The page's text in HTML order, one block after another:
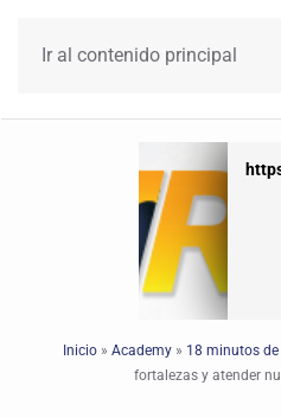
Ir al contenido principal
Inicio» Academy» 18 minutos de
fortalezas y atender